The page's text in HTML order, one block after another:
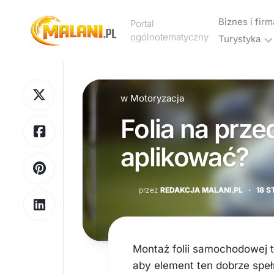
content
Portal
ogólnotematyczny
Biznes i
Reklama
Turystyka
Noclegi
i
Wakacje
i
urlop
w Motoryzacja
Folia na
aplikować?
przez REDAKCJA MALANI.PL · 18
Montaż folii samochodowej
aby element ten dobrze